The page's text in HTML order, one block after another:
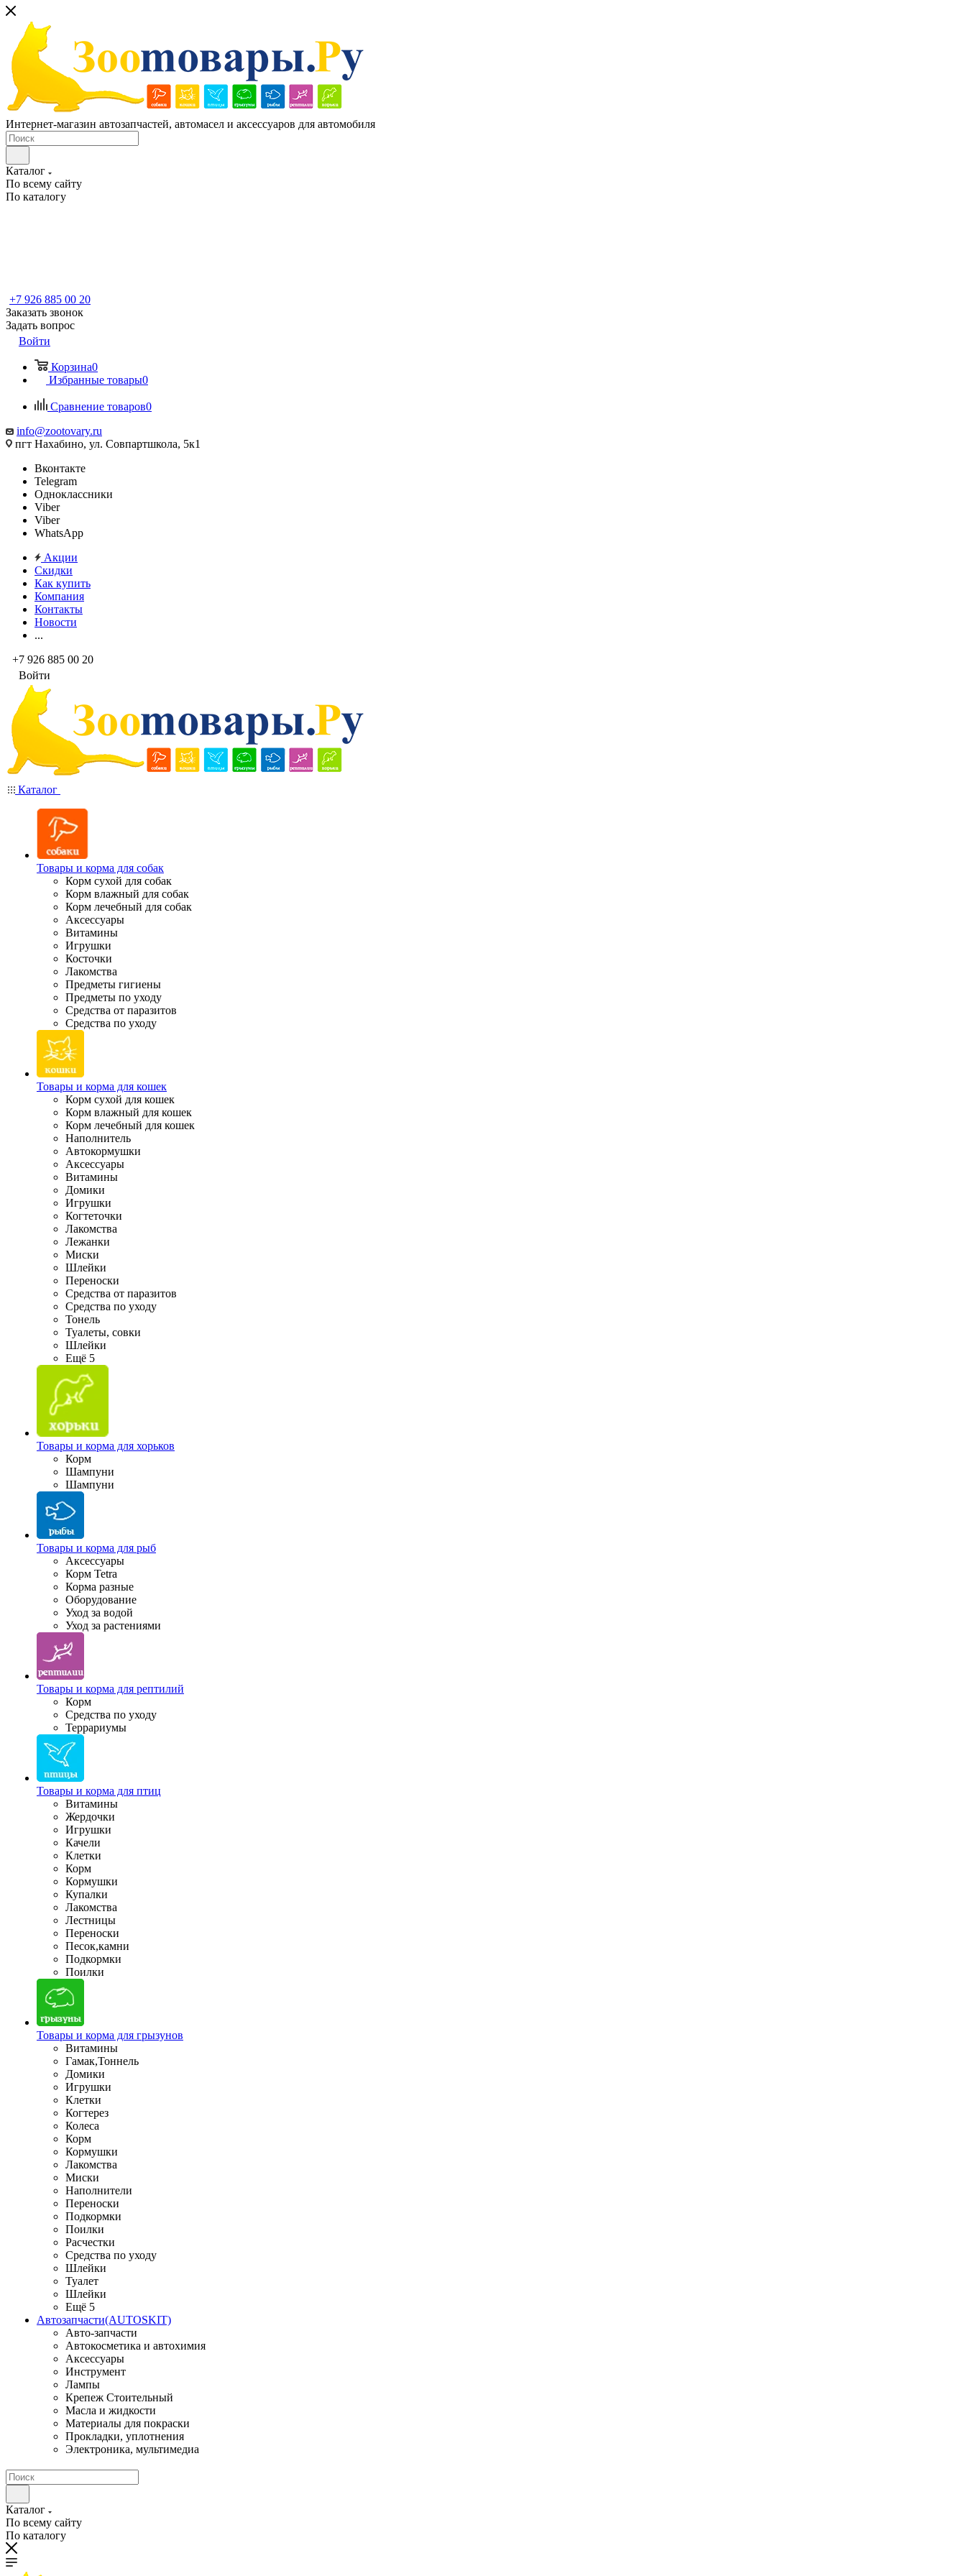
Интернет-магазин автозапчастей, автомасел и аксессуаров для автомобиля
Каталог
По всему сайту
По каталогу
+7 926 885 00 20
Заказать звонок
Задать вопрос
Войти
Корзина0
Избранные товары0
Сравнение товаров0
info@zootovary.ru
пгт Нахабино, ул. Совпартшкола, 5к1
Вконтакте
Telegram
Одноклассники
Viber
Viber
WhatsApp
Акции
Скидки
Как купить
Компания
Контакты
Новости
...
+7 926 885 00 20
Войти
Каталог
Товары и корма для собак
Корм сухой для собак
Корм влажный для собак
Корм лечебный для собак
Аксессуары
Витамины
Игрушки
Косточки
Лакомства
Предметы гигиены
Предметы по уходу
Средства от паразитов
Средства по уходу
Товары и корма для кошек
Корм сухой для кошек
Корм влажный для кошек
Корм лечебный для кошек
Наполнитель
Автокормушки
Аксессуары
Витамины
Домики
Игрушки
Когтеточки
Лакомства
Лежанки
Миски
Шлейки
Переноски
Средства от паразитов
Средства по уходу
Тонель
Туалеты, совки
Шлейки
Ещё 5
Товары и корма для хорьков
Корм
Шампуни
Шампуни
Товары и корма для рыб
Аксессуары
Корм Tetra
Корма разные
Оборудование
Уход за водой
Уход за растениями
Товары и корма для рептилий
Корм
Средства по уходу
Террариумы
Товары и корма для птиц
Витамины
Жердочки
Игрушки
Качели
Клетки
Корм
Кормушки
Купалки
Лакомства
Лестницы
Переноски
Песок,камни
Подкормки
Поилки
Товары и корма для грызунов
Витамины
Гамак,Тоннель
Домики
Игрушки
Клетки
Когтерез
Колеса
Корм
Кормушки
Лакомства
Миски
Наполнители
Переноски
Подкормки
Поилки
Расчестки
Средства по уходу
Шлейки
Туалет
Шлейки
Ещё 5
Автозапчасти(AUTOSKIT)
Авто-запчасти
Автокосметика и автохимия
Аксессуары
Инструмент
Лампы
Крепеж Стоительный
Масла и жидкости
Материалы для покраски
Прокладки, уплотнения
Электроника, мультимедиа
Каталог
По всему сайту
По каталогу